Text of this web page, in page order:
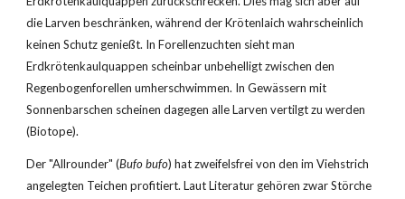
die Larven beschränken, während der Krötenlaich wahrscheinlich
keinen Schutz genießt. In Forellenzuchten sieht man
Erdkrötenkaulquappen scheinbar unbehelligt zwischen den
Regenbogenforellen umherschwimmen. In Gewässern mit
Sonnenbarschen scheinen dagegen alle Larven vertilgt zu werden
(Biotope).
Der "Allrounder" (Bufo bufo) hat zweifelsfrei von den im Viehstrich
angelegten Teichen profitiert. Laut Literatur gehören zwar Störche